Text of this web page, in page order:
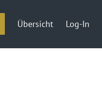
Übersicht Log-In